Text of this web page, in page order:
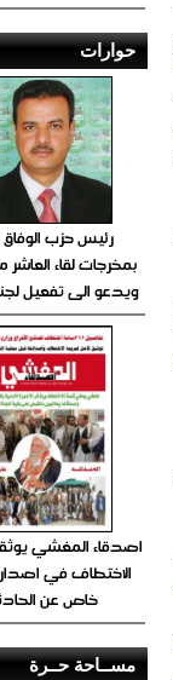
حوارات
رئيس حزب
بمخرجات لقاء
ويدعو الى تفعيل
اصدقاء المغشي
الاختطاف في
خاص عن
مســاحة حــرة